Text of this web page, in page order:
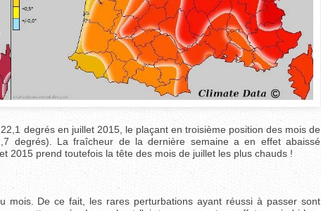
degrés en juillet 2015, le plaçant en troisième position des mois de
degrés). La fraîcheur de la dernière semaine a en effet abaissé
2015 prend toutefois la tête des mois de juillet les plus chauds !
mois. De ce fait, les rares perturbations ayant réussi à passer sont